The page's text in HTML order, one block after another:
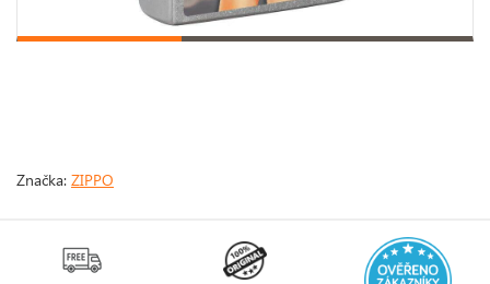
Značka: ZIPPO